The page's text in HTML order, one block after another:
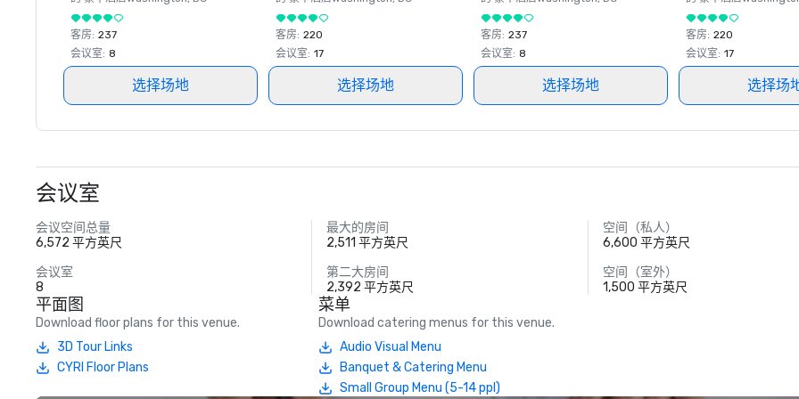
客房: 237
会议室: 8
选择场地
客房: 220
会议室: 17
选择场地
客房: 237
会议室: 8
选择场地
客房: 220
会议室: 17
选择场
会议室
会议空间总量
6,572 平方英尺
最大的房间
2,511 平方英尺
空间（私人）
6,600 平方英尺
会议室
8
第二大房间
2,392 平方英尺
空间（室外）
1,500 平方英尺
平面图
Download floor plans for this venue.
3D Tour Links
CYRI Floor Plans
菜单
Download catering menus for this venue.
Audio Visual Menu
Banquet & Catering Menu
Small Group Menu (5-14 ppl)